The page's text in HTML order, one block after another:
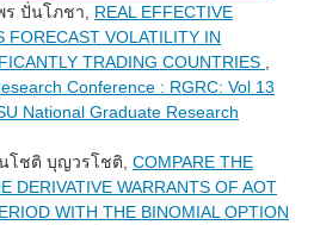
ปั่นโภชา, REAL EFFECTIVE
FORECAST VOLATILITY IN
TRADING COUNTRIES
Conference : RGRC: Vol 13
National Graduate Research
โชติ บุญวรโชติ, COMPARE THE
DERIVATIVE WARRANTS OF AOT
WITH THE BINOMIAL OPTION